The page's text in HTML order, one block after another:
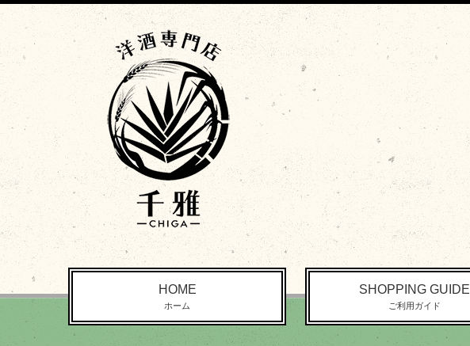
HOME
ホーム
SHOPPING GUIDE
ご利用ガイド